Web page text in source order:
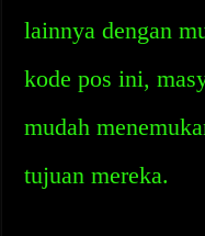
lainnya dengan
kode pos ini,
mudah
tujuan mereka.